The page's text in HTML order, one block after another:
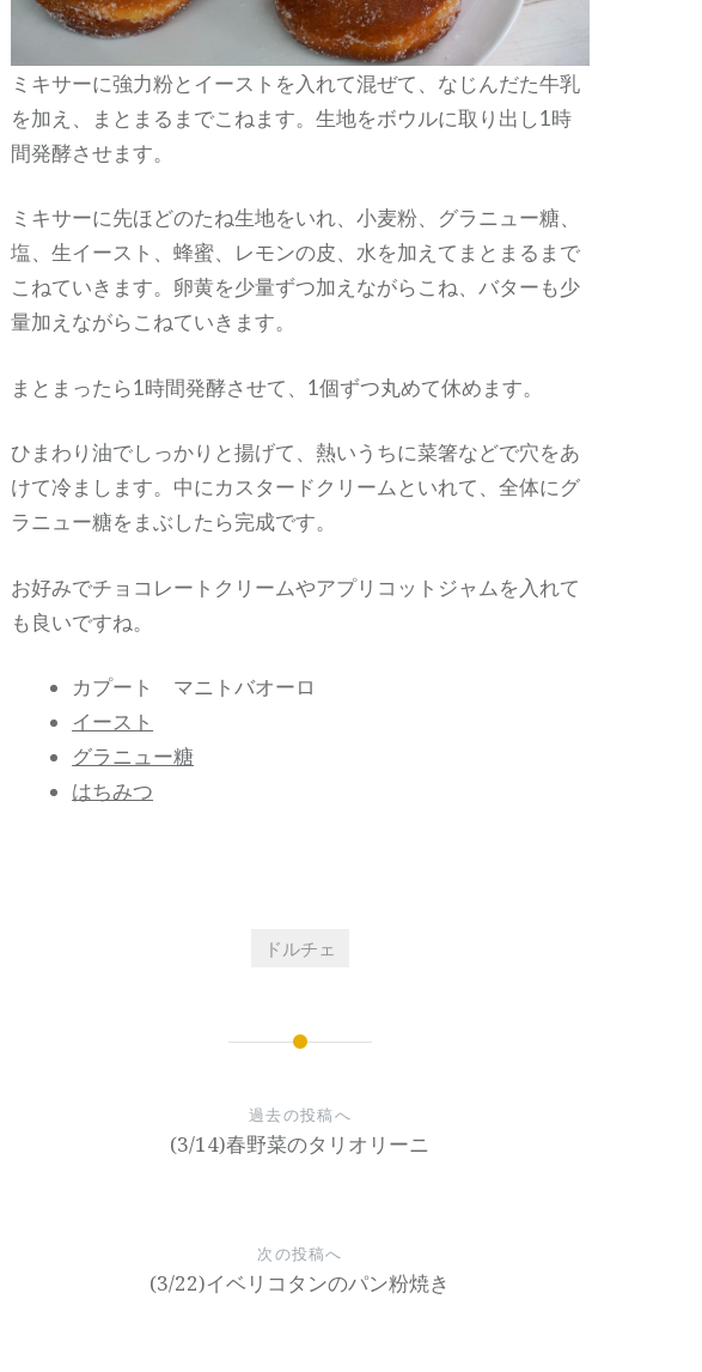
ミキサーに強力粉とイーストを入れて混ぜて、なじんだた牛乳
を加え、まとまるまでこねます。生地をボウルに取り出し1時
間発酵させます。
ミキサーに先ほどのたね生地をいれ、小麦粉、グラニュー糖、
塩、生イースト、蜂蜜、レモンの皮、水を加えてまとまるまで
こねていきます。卵黄を少量ずつ加えながらこね、バターも少
量加えながらこねていきます。
まとまったら1時間発酵させて、1個ずつ丸めて休めます。
ひまわり油でしっかりと揚げて、熱いうちに菜箸などで穴をあ
けて冷まします。中にカスタードクリームといれて、全体にグ
ラニュー糖をまぶしたら完成です。
お好みでチョコレートクリームやアプリコットジャムを入れて
も良いですね。
カプート マニトバオーロ
イースト
グラニュー糖
はちみつ
ドルチェ
過去の投稿へ
(3/14)春野菜のタリオリーニ
次の投稿へ
(3/22)イベリコタンのパン粉焼き